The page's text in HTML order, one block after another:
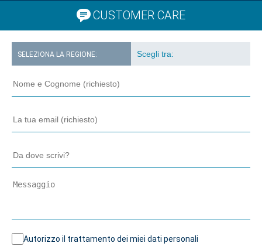
CUSTOMER CARE
SELEZIONA LA REGIONE:
Autorizzo il trattamento dei miei dati personali